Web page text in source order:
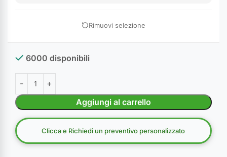
Rimuovi selezione
6000 disponibili
Aggiungi al carrello
Clicca e Richiedi un preventivo personalizzato